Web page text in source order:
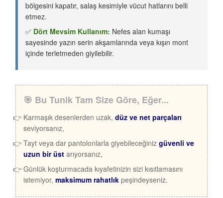
bölgesini kapatır, salaş kesimiyle vücut hatlarını belli
etmez.
✅ Dört Mevsim Kullanım: Nefes alan kumaşı
sayesinde yazın serin akşamlarında veya kışın mont
içinde terletmeden giyilebilir.
🎯 Bu Tunik Tam Size Göre, Eğer...
Karmaşık desenlerden uzak, düz ve net parçaları
seviyorsanız,
Tayt veya dar pantolonlarla giyebileceğiniz güvenli ve
uzun bir üst arıyorsanız,
Günlük koşturmacada kıyafetinizin sizi kısıtlamasını
istemiyor, maksimum rahatlık peşindeyseniz.